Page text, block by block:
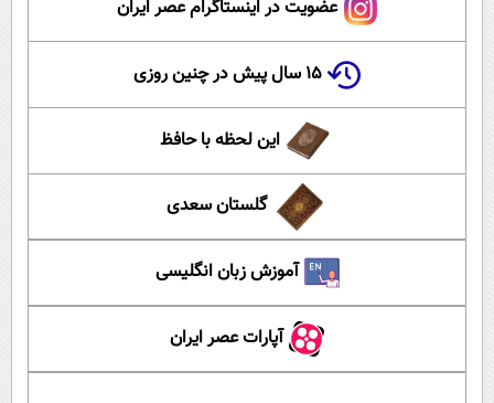
عضویت در اینستاگرام عصر ایران
۱۵ سال پیش در چنین روزی
این لحظه با حافظ
گلستان سعدی
آموزش زبان انگلیسی
آپارات عصر ایران